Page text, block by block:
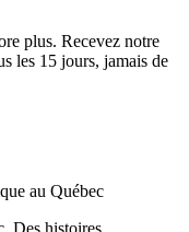
plus. Recevez notre
les 15 jours, jamais de
Des histoires